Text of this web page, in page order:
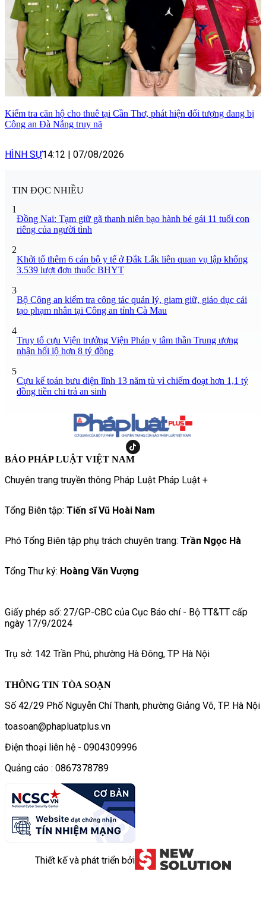
Kiểm tra căn hộ cho thuê tại Cần Thơ, phát hiện đối tượng đang bị
Công an Đà Nẵng truy nã
HÌNH SỰ14:12 | 07/08/2026
TIN ĐỌC NHIỀU
1
Đồng Nai: Tạm giữ gã thanh niên bạo hành bé gái 11 tuổi con
riêng của người tình
2
Khởi tố thêm 6 cán bộ y tế ở Đắk Lắk liên quan vụ lập khống
3.539 lượt đơn thuốc BHYT
3
Bộ Công an kiểm tra công tác quản lý, giam giữ, giáo dục cải
tạo phạm nhân tại Công an tỉnh Cà Mau
4
Truy tố cựu Viện trưởng Viện Pháp y tâm thần Trung ương
nhận hối lộ hơn 8 tỷ đồng
5
Cựu kế toán bưu điện lĩnh 13 năm tù vì chiếm đoạt hơn 1,1 tỷ
đồng tiền chi trả an sinh
BÁO PHÁP LUẬT VIỆT NAM
Chuyên trang truyền thông Pháp Luật Pháp Luật +
Tổng Biên tập: Tiến sĩ Vũ Hoài Nam
Phó Tổng Biên tập phụ trách chuyên trang: Trần Ngọc Hà
Tổng Thư ký: Hoàng Văn Vượng
Giấy phép số: 27/GP-CBC của Cục Báo chí - Bộ TT&TT cấp
ngày 17/9/2024
Trụ sở: 142 Trần Phú, phường Hà Đông, TP Hà Nội
THÔNG TIN TÒA SOẠN
Số 42/29 Phố Nguyễn Chí Thanh, phường Giảng Võ, TP. Hà Nội
toasoan@phapluatplus.vn
Điện thoại liên hệ - 0904309996
Quảng cáo : 0867378789
Thiết kế và phát triển bởi